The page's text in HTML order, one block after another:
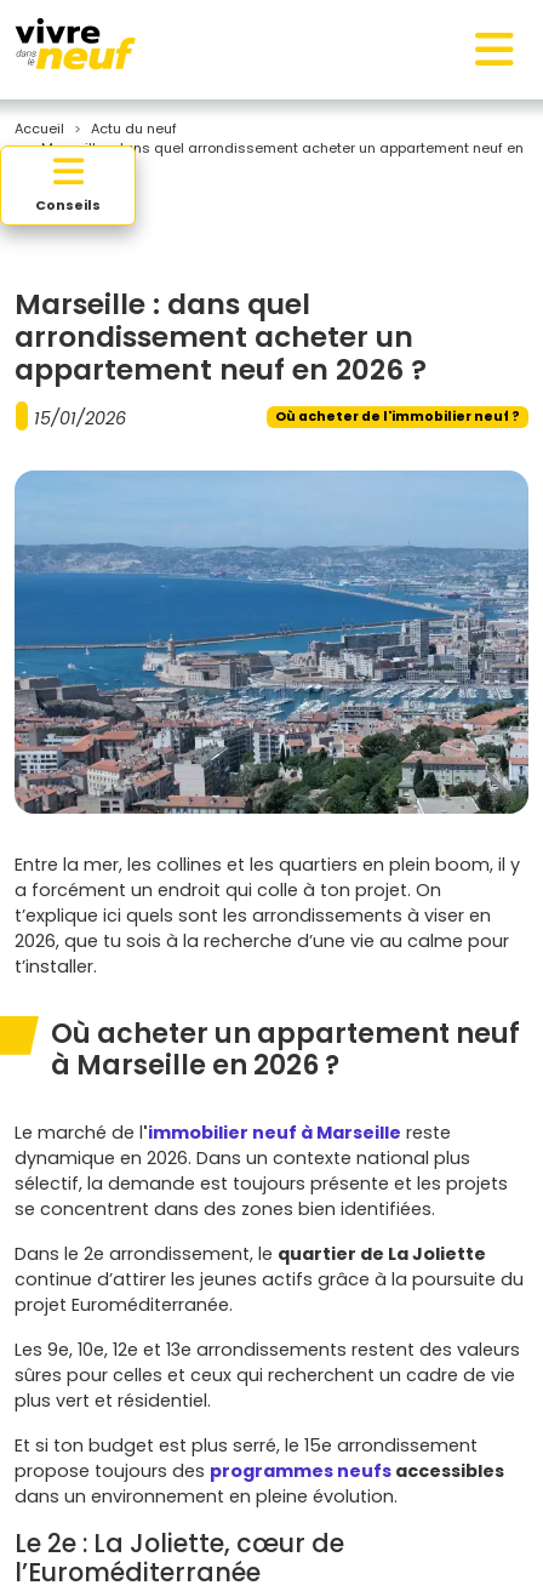
Accueil
Actu du neuf
Marseille : dans quel arrondissement acheter un appartement neuf en
2026 ?
Marseille : dans quel
arrondissement acheter un
appartement neuf en 2026 ?
15/01/2026 Où acheter de l'immobilier neuf ?
Entre la mer, les collines et les quartiers en plein boom, il y
a forcément un endroit qui colle à ton projet. On
t’explique ici quels sont les arrondissements à viser en
2026, que tu sois à la recherche d’une vie au calme pour
t’installer.
Où acheter un appartement neuf
à Marseille en 2026 ?
Le marché de l'immobilier neuf à Marseille reste
dynamique en 2026. Dans un contexte national plus
sélectif, la demande est toujours présente et les projets
se concentrent dans des zones bien identifiées.
Dans le 2e arrondissement, le quartier de La Joliette
continue d’attirer les jeunes actifs grâce à la poursuite du
projet Euroméditerranée.
Les 9e, 10e, 12e et 13e arrondissements restent des valeurs
sûres pour celles et ceux qui recherchent un cadre de vie
plus vert et résidentiel.
Et si ton budget est plus serré, le 15e arrondissement
propose toujours des programmes neufs accessibles
dans un environnement en pleine évolution.
Le 2e : La Joliette, cœur de
l’Euroméditerranée
Conseils